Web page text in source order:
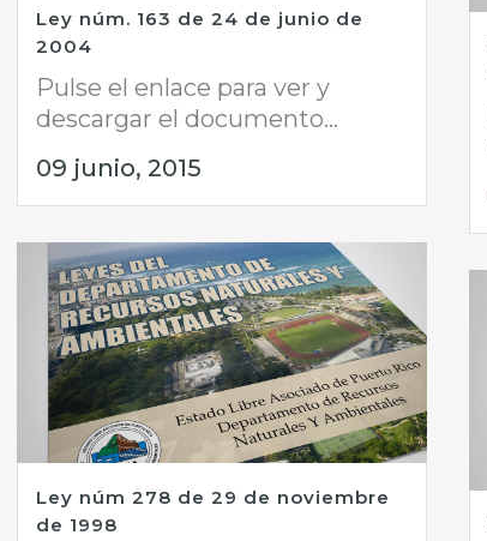
Ley núm. 163 de 24 de junio de
2004
Pulse el enlace para ver y
descargar el documento...
09 junio, 2015
Ley núm 278 de 29 de noviembre
de 1998